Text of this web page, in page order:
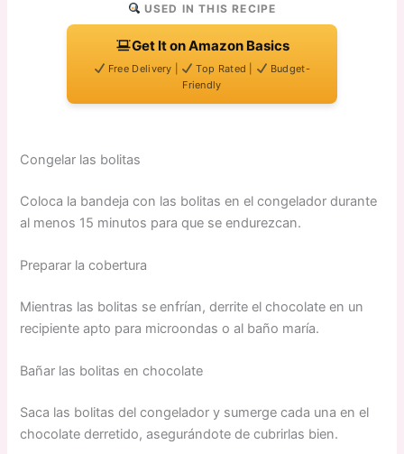
USED IN THIS RECIPE
Get It on Amazon Basics
Free Delivery | Top Rated |
Budget-
Friendly
Congelar las bolitas
Coloca la bandeja con las bolitas en el congelador durante
al menos 15 minutos para que se endurezcan.
Preparar la cobertura
Mientras las bolitas se enfrían, derrite el chocolate en un
recipiente apto para microondas o al baño maría.
Bañar las bolitas en chocolate
Saca las bolitas del congelador y sumerge cada una en el
chocolate derretido, asegurándote de cubrirlas bien.